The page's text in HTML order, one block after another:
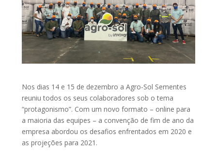
Nos dias 14 e 15 de dezembro a Agro-Sol Sementes
reuniu todos os seus colaboradores sob o tema
“protagonismo”. Com um novo formato – online para
a maioria das equipes – a convenção de fim de ano da
empresa abordou os desafios enfrentados em 2020 e
as projeções para 2021.